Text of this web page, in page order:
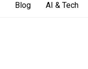
Blog AI & Tech